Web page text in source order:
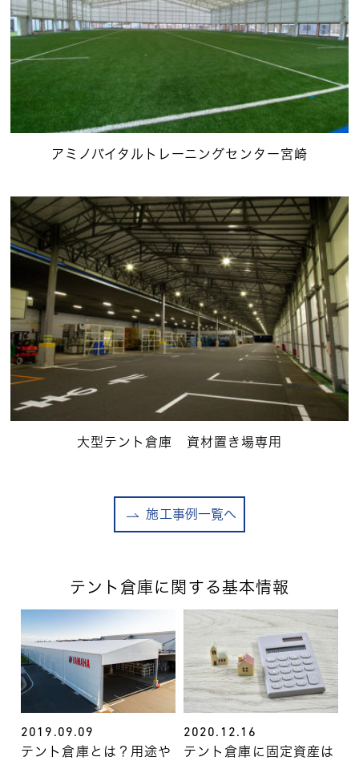
アミノバイタルトレーニングセンター宮崎
大型テント倉庫 資材置き場専用
施工事例一覧へ
テント倉庫に関する基本情報
2019.09.09
テント倉庫とは？用途や
2020.12.16
テント倉庫に固定資産は